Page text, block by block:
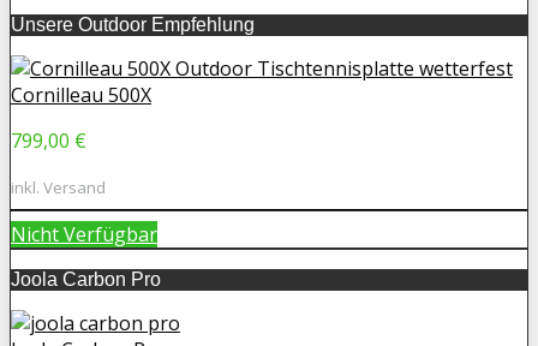
Unsere Outdoor Empfehlung
Cornilleau 500X
799,00 €
inkl. Versand
Nicht Verfügbar
Joola Carbon Pro